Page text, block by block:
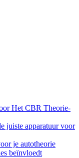
Het CBR Theorie-
juiste apparatuur voor
je autotheorie
beïnvloedt